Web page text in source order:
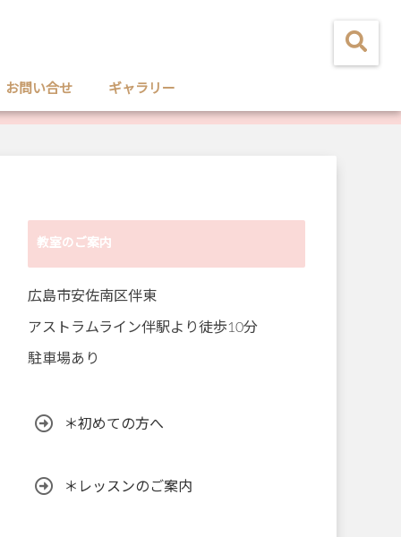
お問い合せ ギャラリー
教室のご案内
広島市安佐南区伴東
アストラムライン伴駅より徒歩10分
駐車場あり
＊初めての方へ
＊レッスンのご案内